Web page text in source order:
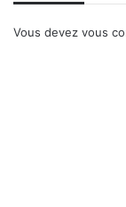
Vous devez vous